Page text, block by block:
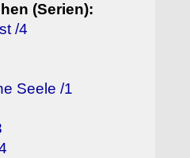
(Serien):
/4
Seele /1